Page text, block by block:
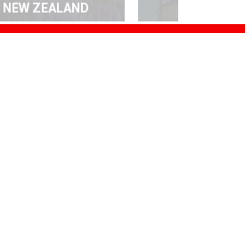
NEW ZEALAND